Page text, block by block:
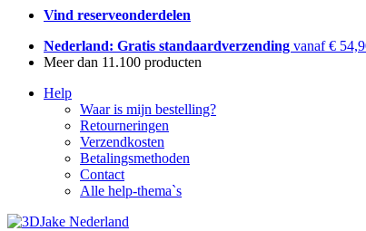
Vind reserveonderdelen
Nederland: Gratis standaardverzending vanaf €
Meer dan 11.100 producten
Help
Waar is mijn bestelling?
Retourneringen
Verzendkosten
Betalingsmethoden
Contact
Alle help-thema`s